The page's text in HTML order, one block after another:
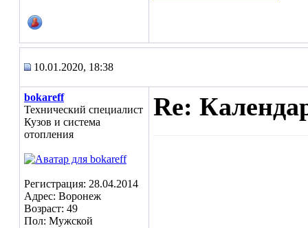
10.01.2020, 18:38
bokareff
Технический специалист
Кузов и система
отопления
Регистрация: 28.04.2014
Адрес: Воронеж
Возраст: 49
Пол: Мужской
Re: